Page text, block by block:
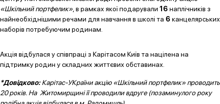
«Шкільний портфелик» , в рамках якої подарували 16 наплічників з
найнеобхіднішими речами для навчання в школі та 6 канцелярських
наборів потребуючим родинам.
Акція відбулася у співпраці з Карітасом Київ та націлена на
підтримку родин у складних життєвих обставинах.
*Довідково:Карітас-УКраїни акцію «Шкільний портфелик» проводить
20 років. На Житомирщині її проводили вдруге (позаминулого року